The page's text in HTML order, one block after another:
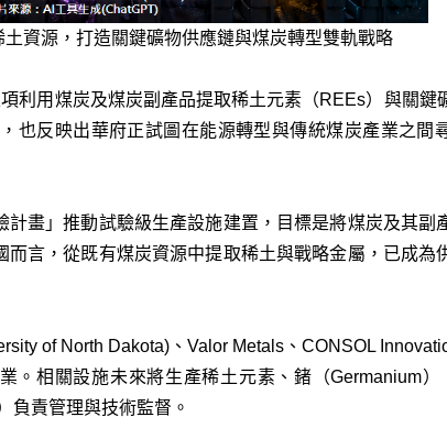
資源，打造關鍵礦物供應鏈與煤炭轉型雙軌戰略
利用煤炭及煤炭副產品提取稀土元素（REEs）與關鍵
也反映出華府正試圖在能源轉型與傳統煤炭產業之間
畫」推動試驗級生產設施建置，目標是將煤炭及其副
言，從既有煤炭資源中提取稀土與戰略金屬，已成為
of North Dakota)、Valor Metals、CONSOL
。相關設施未來將生產稀土元素、鍺（Germanium）
負責管理與技術監督。